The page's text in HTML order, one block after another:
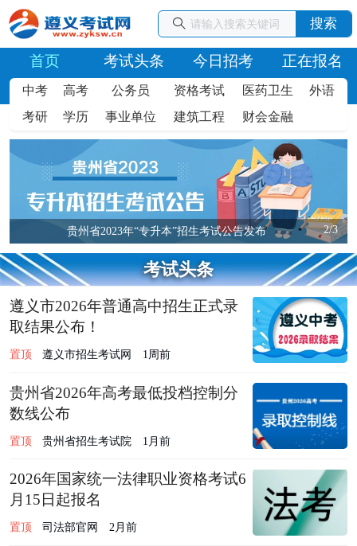
搜索
首页 考试头条 今日招考 正在报名
中考 高考 公务员 资格考试 医药卫生
外语
考研
学历 事业单位 建筑工程 财会金融
贵州省2023年“专升本”招生考试公告发布 2/3
考试头条
遵义市2026年普通高中招生正式录
取结果公布！
置顶 遵义市招生考试网 1周前
贵州省2026年高考最低投档控制分
数线公布
置顶 贵州省招生考试院 1月前
2026年国家统一法律职业资格考试6
月15日起报名
置顶 司法部官网 2月前